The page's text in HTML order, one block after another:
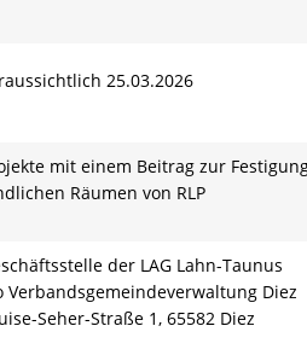
25.03.2026
mit einem Beitrag zur
Räumen von RLP
der LAG Lahn-Taunus
Verbandsgemeindeverwaltung Diez
Seher-Straße 1, 65582 Diez